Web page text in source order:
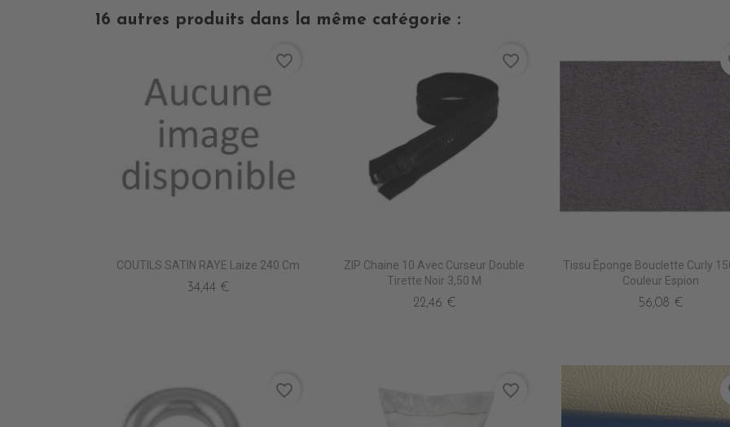
16 autres produits dans la même catégorie :
COUTILS SATIN RAYE Laize 240 Cm
34,44 €
favorite_border
ZIP Chaine 10 Avec Curseur Double
Tirette Noir 3,50 M
22,46 €
favorite_border
Tissu Éponge Bouclette Curly
Couleur Espion
56,08 €
favorite_border favorite_border